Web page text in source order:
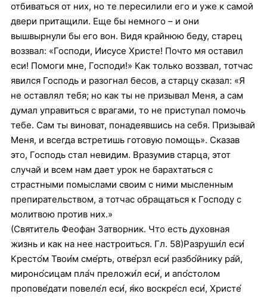
отбиваться от них, но те пересилили его и уже к самой
двери притащили. Еще бы немного – и они
вышвырнули бы его вон. Видя крайнюю беду, старец
воззвал: «Господи, Иисусе Христе! Почто мя оставил
еси! Помоги мне, Господи!» Как только воззвал, тотчас
явился Господь и разогнал бесов, а старцу сказал: «Я
не оставлял тебя; но как ты не призывал Меня, а сам
думал управиться с врагами, то не приступал помочь
тебе. Сам ты виноват, понадеявшись на себя. Призывай
Меня, и всегда встретишь готовую помощь». Сказав
это, Господь стал невидим. Вразумив старца, этот
случай и всем нам дает урок не барахтаться с
страстными помыслами своим с ними мысленным
препирательством, а тотчас обращаться к Господу с
молитвою против них.»
(Святитель Феофан Затворник. Что есть духовная
жизнь и как на нее настроиться. Гл. 58)Разруши́л еси́
Кресто́м Твои́м сме́рть, отве́рзл еси́ разбо́йнику ра́й,
мироно́сицам пла́ч преложи́л еси́, и апо́столом
пропове́дати повеле́л еси́, я́ко воскре́сл еси́, Христе́